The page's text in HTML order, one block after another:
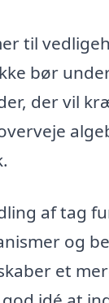
til
bør
der vil
af tag
og
et